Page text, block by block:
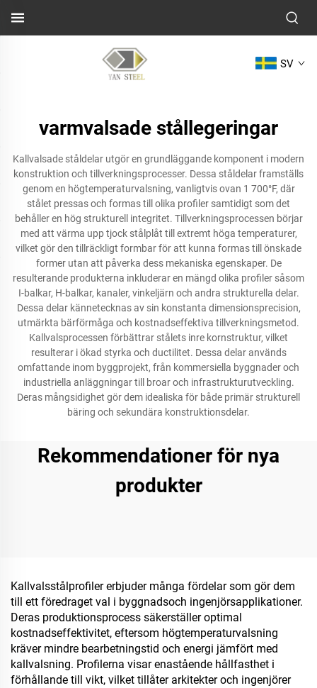
SV
varmvalsade stållegeringar
Kallvalsade ståldelar utgör en grundläggande komponent i modern
konstruktion och tillverkningsprocesser. Dessa ståldelar framställs
genom en högtemperaturvalsning, vanligtvis ovan 1 700°F, där
stålet pressas och formas till olika profiler samtidigt som det
behåller en hög strukturell integritet. Tillverkningsprocessen börjar
med att värma upp tjock stålplåt till extremt höga temperaturer,
vilket gör den tillräckligt formbar för att kunna formas till önskade
former utan att påverka dess mekaniska egenskaper. De
resulterande produkterna inkluderar en mängd olika profiler såsom
I-balkar, H-balkar, kanaler, vinkeljärn och andra strukturella delar.
Dessa delar kännetecknas av sin konstanta dimensionsprecision,
utmärkta bärförmåga och kostnadseffektiva tillverkningsmetod.
Kallvalsprocessen förbättrar stålets inre kornstruktur, vilket
resulterar i ökad styrka och ductilitet. Dessa delar används
omfattande inom byggprojekt, från kommersiella byggnader och
industriella anläggningar till broar och infrastrukturutveckling.
Deras mångsidighet gör dem idealiska för både primär strukturell
bäring och sekundära konstruktionsdelar.
Rekommendationer för nya
produkter
Kallvalsstålprofiler erbjuder många fördelar som gör dem
till ett föredraget val i byggnadsoch ingenjörsapplikationer.
Deras produktionsprocess säkerställer optimal
kostnadseffektivitet, eftersom högtemperaturvalsning
kräver mindre bearbetningstid och energi jämfört med
kallvalsning. Profilerna visar enastående hållfasthet i
förhållande till vikt, vilket tillåter arkitekter och ingenjörer